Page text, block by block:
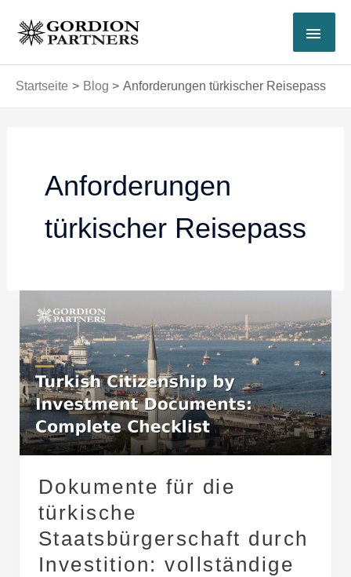
Inhalt
springen
Startseite Blog Anforderungen türkischer Reisepass
Anforderungen
türkischer Reisepass
Dokumente für die
türkische
Staatsbürgerschaft durch
Investition: vollständige
für
die
türkische
Staatsbürgerschaft
durch
Investition:
vollständige
Checkliste